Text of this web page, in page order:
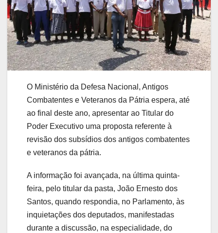
O Ministério da Defesa Nacional, Antigos
Combatentes e Veteranos da Pátria espera, até
ao final deste ano, apresentar ao Titular do
Poder Executivo uma proposta referente à
revisão dos subsídios dos antigos combatentes
e veteranos da pátria.
A informação foi avançada, na última quinta-
feira, pelo titular da pasta, João Ernesto dos
Santos, quando respondia, no Parlamento, às
inquietações dos deputados, manifestadas
durante a discussão, na especialidade, do